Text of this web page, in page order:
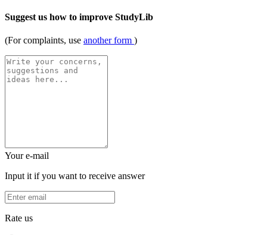
Suggest us how to improve StudyLib
(For complaints, use another form )
Your e-mail
Input it if you want to receive answer
Rate us